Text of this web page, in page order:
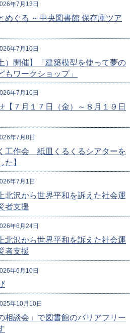
年7月13日
めぐる ～中央図書館 保存庫ツア
年7月10日
）開催】「建築模型を使って夢の
もワークショップ」
年7月10日
【７月１７日（金）～８月１９日
年7月8日
工作会 紙皿くるくるシアターを
】
年7月1日
北沢から世界平和を訴えた社会運
者支援
年6月24日
北沢から世界平和を訴えた社会運
者支援
年6月10日
年10月10日
相談会」で図書館のバリアフリー